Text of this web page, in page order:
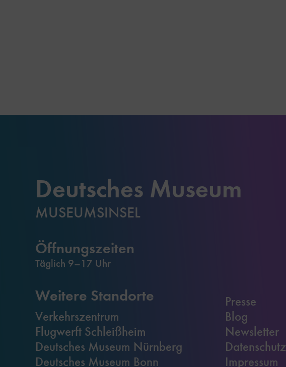
Deutsches Museum
MUSEUMSINSEL
Öffnungszeiten
Täglich 9–17 Uhr
Weitere Standorte
Verkehrszentrum
Flugwerft Schleißheim
Deutsches Museum Nürnberg
Deutsches Museum Bonn
Presse
Blog
Newsletter
Datenschutz
Impressum